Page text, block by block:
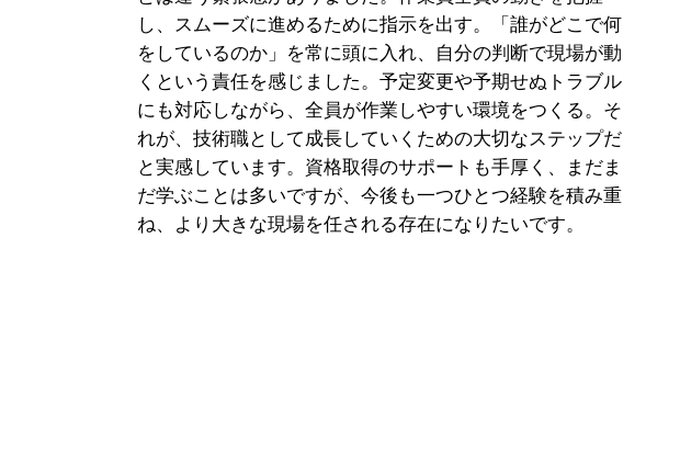
し、スムーズに進めるために指示を出す。「誰がどこで何
をしているのか」を常に頭に入れ、自分の判断で現場が動
くという責任を感じました。予定変更や予期せぬトラブル
にも対応しながら、全員が作業しやすい環境をつくる。そ
れが、技術職として成長していくための大切なステップだ
と実感しています。資格取得のサポートも手厚く、まだま
だ学ぶことは多いですが、今後も一つひとつ経験を積み重
ね、より大きな現場を任される存在になりたいです。